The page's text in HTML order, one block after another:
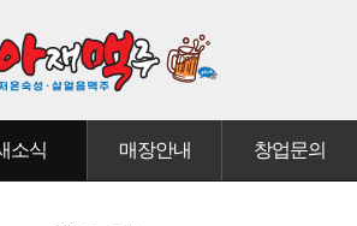
소식 매장안내 창업문의